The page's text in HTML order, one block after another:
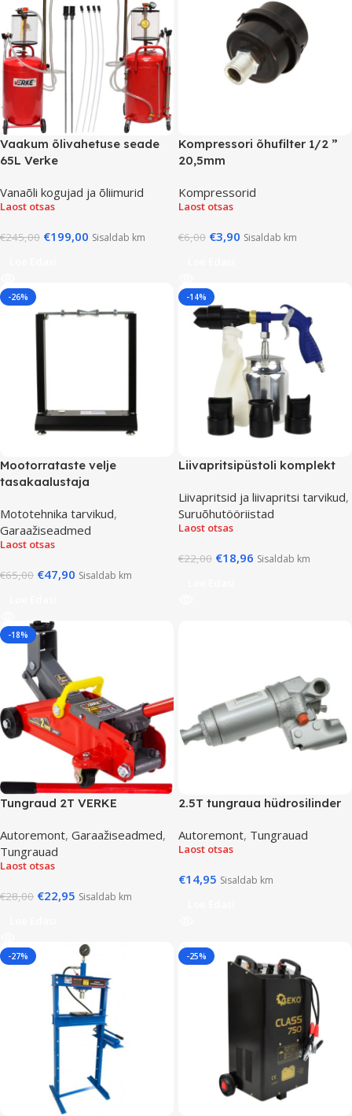
Vaakum õlivahetuse seade
65L Verke
Vanaõli kogujad ja õliimurid
Laost otsas
€245,00 €199,00 Sisaldab km
Kompressori õhufilter 1/2 ”
20,5mm
Kompressorid
Laost otsas
€6,00 €3,90 Sisaldab km
-26%
Mootorrataste velje
tasakaalustaja
Mototehnika tarvikud,
Garaažiseadmed
Laost otsas
€65,00 €47,90 Sisaldab km
-14%
Liivapritsipüstoli komplekt
Liivapritsid ja liivapritsi tarvikud,
Suruõhutööriistad
Laost otsas
€22,00 €18,96 Sisaldab km
-18%
Tungraud 2T VERKE
Autoremont, Garaažiseadmed,
Tungrauad
Laost otsas
€28,00 €22,95 Sisaldab km
2.5T tungraua hüdrosilinder
Autoremont, Tungrauad
Laost otsas
€14,95 Sisaldab km
-27% -25%